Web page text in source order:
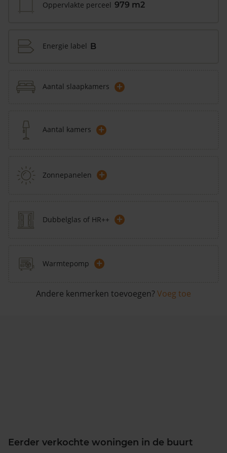
Oppervlakte perceel 979 m2
Energie label B
Aantal slaapkamers +
Aantal kamers +
Zonnepanelen +
Dubbelglas of HR++ +
Warmtepomp +
Andere kenmerken toevoegen? Voeg toe
Eerder verkochte woningen in de buurt